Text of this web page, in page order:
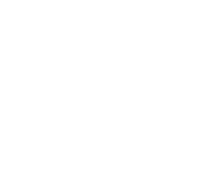
10 Jahren Standards